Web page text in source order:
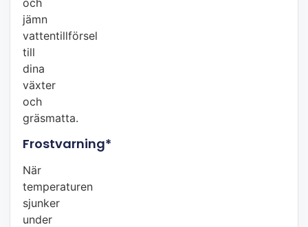
och
jämn
vattentillförsel
till
dina
växter
och
gräsmatta.
Frostvarning*
När
temperaturen
sjunker
under